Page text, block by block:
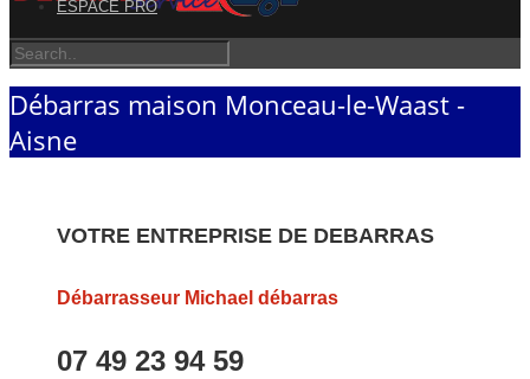
ESPACE PRO
Débarras maison Monceau-le-Waast -
Aisne
VOTRE ENTREPRISE DE DEBARRAS
Débarrasseur Michael débarras
07 49 23 94 59